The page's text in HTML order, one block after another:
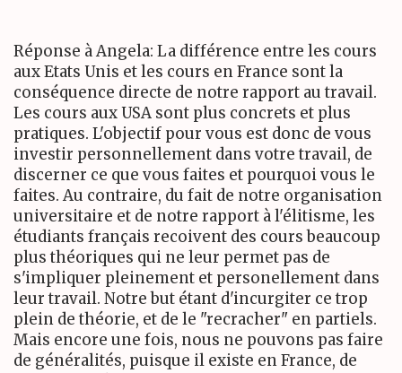
Réponse à Angela: La différence entre les cours
aux Etats Unis et les cours en France sont la
conséquence directe de notre rapport au travail.
Les cours aux USA sont plus concrets et plus
pratiques. L'objectif pour vous est donc de vous
investir personnellement dans votre travail, de
discerner ce que vous faites et pourquoi vous le
faites. Au contraire, du fait de notre organisation
universitaire et de notre rapport à l'élitisme, les
étudiants français recoivent des cours beaucoup
plus théoriques qui ne leur permet pas de
s'impliquer pleinement et personellement dans
leur travail. Notre but étant d'incurgiter ce trop
plein de théorie, et de le "recracher" en partiels.
Mais encore une fois, nous ne pouvons pas faire
de généralités, puisque il existe en France, de